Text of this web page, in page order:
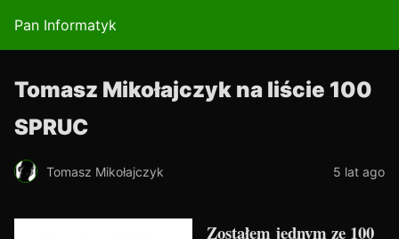
Pan Informatyk
Tomasz Mikołajczyk na liście 100
SPRUC
Tomasz Mikołajczyk 5 lat ago
Zostałem jednym ze 100